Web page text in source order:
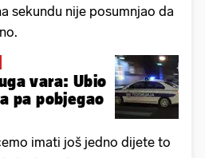
sekundu nije posumnjao da
vara: Ubio
pa pobjegao
imati još jedno dijete to